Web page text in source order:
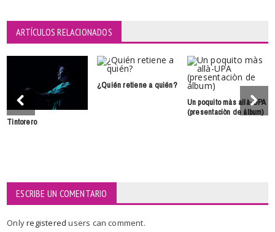
ARTÍCULOS RELACIONADOS
Tintorero
¿Quién retiene a quién?
Un poquito màs allà-UPA
(presentaciòn de álbum)
ESCRIBE UN COMENTARIO
Onlyregisteredusers can comment.